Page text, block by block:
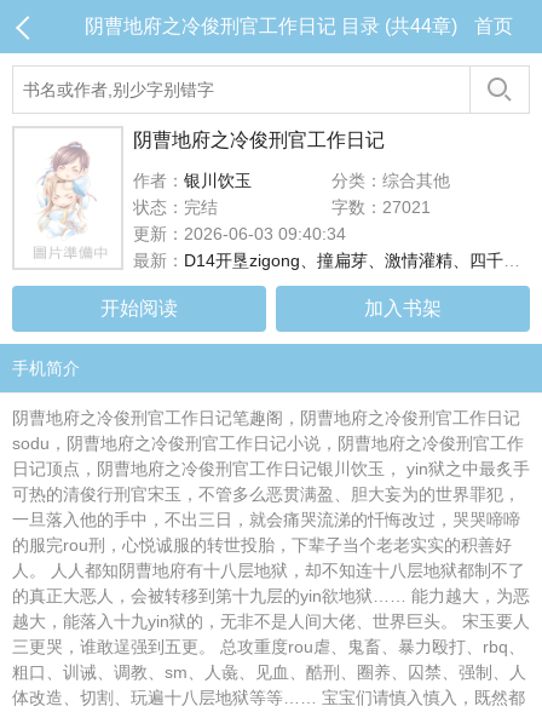
阴曹地府之冷俊刑官工作日记 目录 (共44章) 首页
阴曹地府之冷俊刑官工作日记
作者： 银川饮玉
分类：综合其他
状态：完结
字数：27021
更新：2026-06-03 09:40:34
最新： D14开垦zigong、撞扁芽、激情灌精、四千度烈焰、放置PLAY
开始阅读 加入书架
手机简介
阴曹地府之冷俊刑官工作日记笔趣阁，阴曹地府之冷俊刑官工作日记
sodu，阴曹地府之冷俊刑官工作日记小说，阴曹地府之冷俊刑官工作
日记顶点，阴曹地府之冷俊刑官工作日记银川饮玉， yin狱之中最炙手
可热的清俊行刑官宋玉，不管多么恶贯满盈、胆大妄为的世界罪犯，
一旦落入他的手中，不出三日，就会痛哭流涕的忏悔改过，哭哭啼啼
的服完rou刑，心悦诚服的转世投胎，下辈子当个老老实实的积善好
人。 人人都知阴曹地府有十八层地狱，却不知连十八层地狱都制不了
的真正大恶人，会被转移到第十九层的yin欲地狱…… 能力越大，为恶
越大，能落入十九yin狱的，无非不是人间大佬、世界巨头。 宋玉要人
三更哭，谁敢逞强到五更。 总攻重度rou虐、鬼畜、暴力殴打、rbq、
粗口、训诫、调教、sm、人彘、见血、酷刑、圈养、囚禁、强制、人
体改造、切割、玩遍十八层地狱等等…… 宝宝们请慎入慎入，既然都